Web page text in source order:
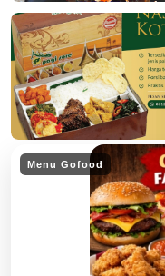
Menu Gofood